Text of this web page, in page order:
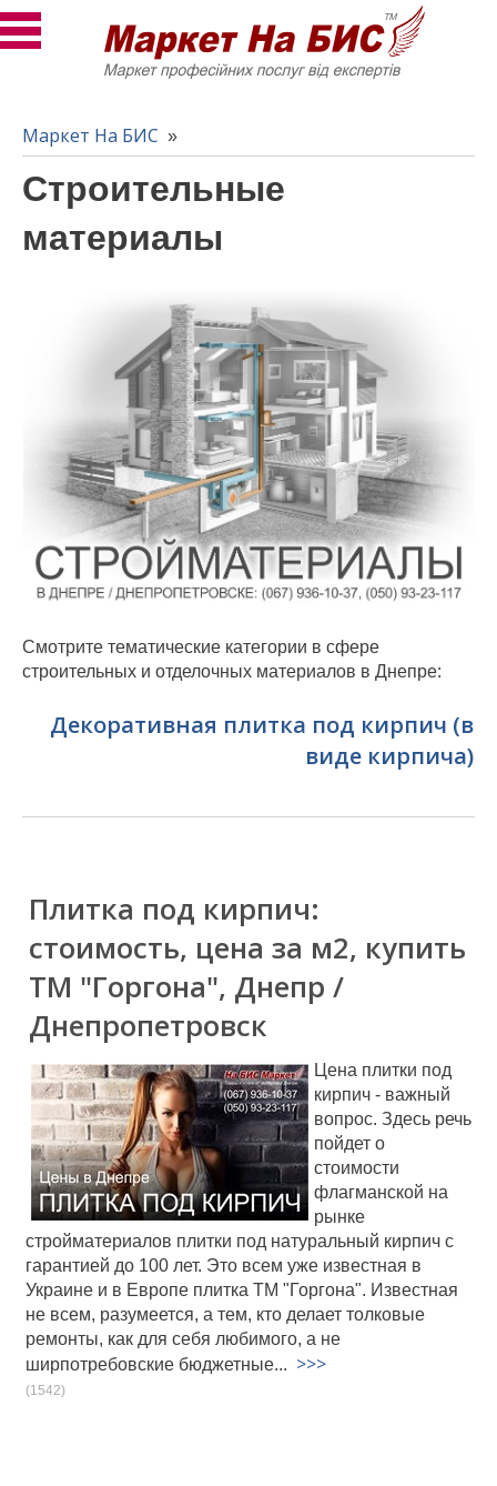
Маркет На БИС »
Строительные
материалы
Смотрите тематические категории в сфере
строительных и отделочных материалов в Днепре:
Декоративная плитка под кирпич (в
виде кирпича)
Плитка под кирпич:
стоимость, цена за м2, купить
ТМ "Горгона", Днепр /
Днепропетровск
Цена плитки под
кирпич - важный
вопрос. Здесь речь
пойдет о
стоимости
флагманской на
рынке
стройматериалов плитки под натуральный кирпич с
гарантией до 100 лет. Это всем уже известная в
Украине и в Европе плитка ТМ "Горгона". Известная
не всем, разумеется, а тем, кто делает толковые
ремонты, как для себя любимого, а не
ширпотребовские бюджетные... >>>
(1542)